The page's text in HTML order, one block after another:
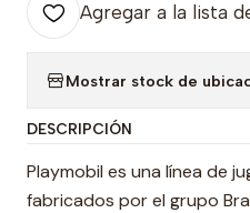
Agregar a la lista
Mostrar stock de
DESCRIPCIÓN
Playmobil es una línea de
fabricados por el grupo